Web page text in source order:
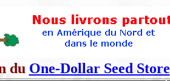
du One-Dollar Seed Store